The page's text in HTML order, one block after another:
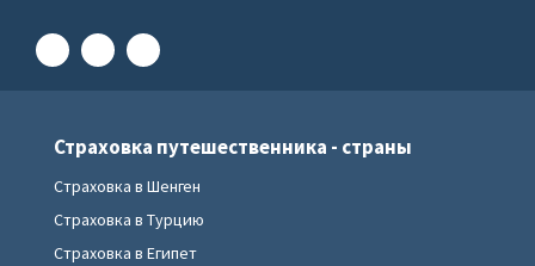
Страховка путешественника - страны
Страховка в Шенген
Страховка в Турцию
Страховка в Египет